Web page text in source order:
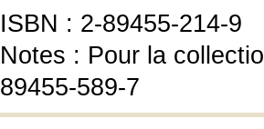
ISBN : 2-89455-214-9
Notes : Pour la
89455-589-7